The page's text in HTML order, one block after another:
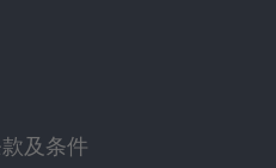
及条件